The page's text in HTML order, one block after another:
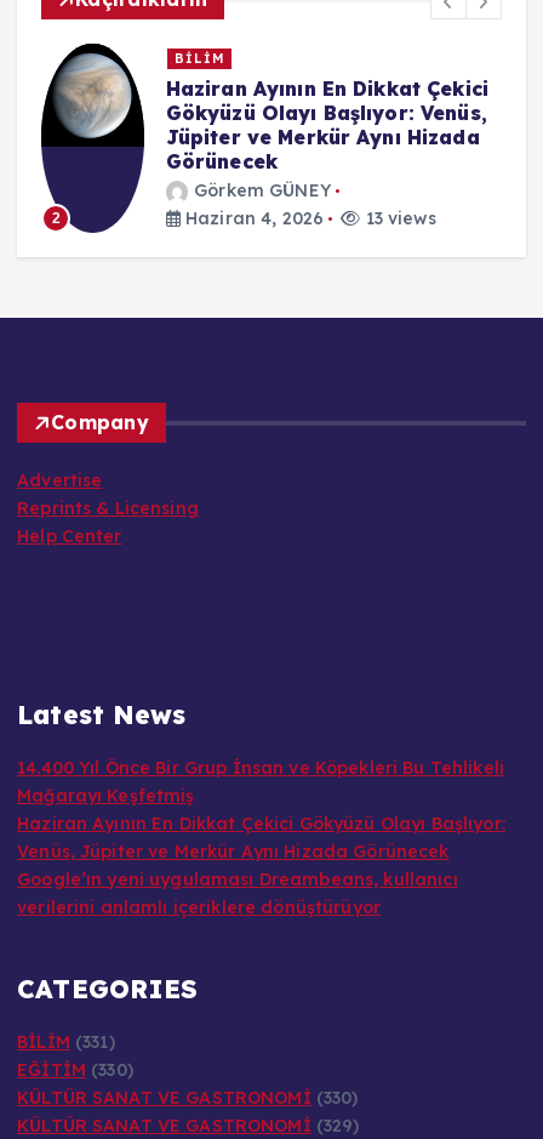
2
BİLİM
Haziran Ayının En Dikkat Çekici
Gökyüzü Olayı Başlıyor: Venüs,
Jüpiter ve Merkür Aynı Hizada
Görünecek
Görkem GÜNEY
Haziran 4, 2026
13 views
Company
Advertise
Reprints & Licensing
Help Center
Latest News
14.400 Yıl Önce Bir Grup İnsan ve Köpekleri Bu Tehlikeli
Mağarayı Keşfetmiş
Haziran Ayının En Dikkat Çekici Gökyüzü Olayı Başlıyor:
Venüs, Jüpiter ve Merkür Aynı Hizada Görünecek
Google’ın yeni uygulaması Dreambeans, kullanıcı
verilerini anlamlı içeriklere dönüştürüyor
CATEGORIES
BİLİM (331)
EĞİTİM (330)
KÜLTÜR SANAT VE GASTRONOMİ (330)
KÜLTÜR SANAT VE GASTRONOMİ (329)